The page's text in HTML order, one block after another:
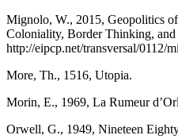
Mignolo, W., 2015, Geopolitics
Coloniality, Border Thinking, and
http://eipcp.net/transversal/0112/
More, Th., 1516, Utopia.
Morin, E., 1969, La Rumeur
Orwell, G., 1949, Nineteen